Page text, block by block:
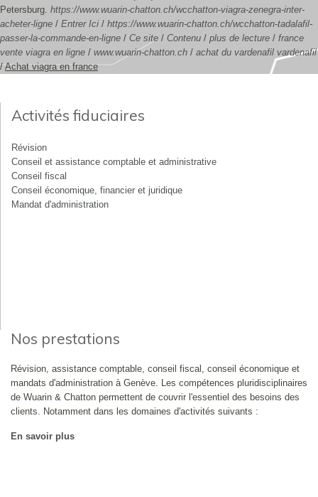
Petersburg. https://www.wuarin-chatton.ch/wcchatton-viagra-zenegra-inter-
acheter-ligne / Entrer Ici / https://www.wuarin-chatton.ch/wcchatton-tadalafil-
passer-la-commande-en-ligne / Ce site / Contenu / plus de lecture / france
vente viagra en ligne / www.wuarin-chatton.ch / achat du vardenafil vardenafil
/ Achat viagra en france
Activités fiduciaires
Révision
Conseil et assistance comptable et administrative
Conseil fiscal
Conseil économique, financier et juridique
Mandat d'administration
Nos prestations
Révision, assistance comptable, conseil fiscal, conseil économique et
mandats d'administration à Genève. Les compétences pluridisciplinaires
de Wuarin & Chatton permettent de couvrir l'essentiel des besoins des
clients. Notamment dans les domaines d'activités suivants :
En savoir plus